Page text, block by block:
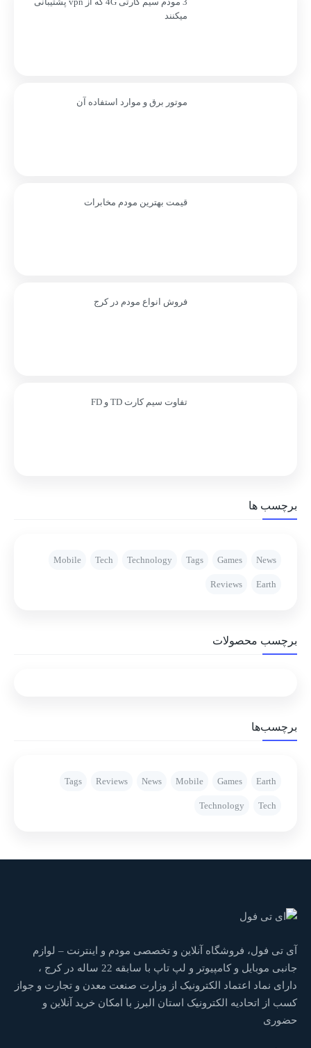
میکنند
موتور برق و موارد استفاده آن
قیمت بهترین مودم مخابرات
فروش انواع مودم در کرج
تفاوت سیم کارت TD و FD
برچسب ها
News
Games
Tags
Technology
Tech
Mobile
Earth
Reviews
برچسب محصولات
برچسب‌ها
Earth
Games
Mobile
News
Reviews
Tags
Tech
Technology
آی تی فول، فروشگاه آنلاین و تخصصی مودم و اینترنت – لوازم
جانبی موبایل و کامپیوتر و لپ تاپ با سابقه 22 ساله در کرج ،
دارای نماد اعتماد الکترونیک از وزارت صنعت معدن و تجارت و جواز
کسب از اتحادیه الکترونیک استان البرز با امکان خرید آنلاین و
حضوری